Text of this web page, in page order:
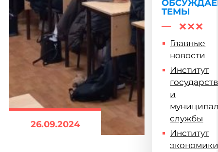
26.09.2024
ТЕМЫ
Главные
новости
Институт
и
службы
Институт